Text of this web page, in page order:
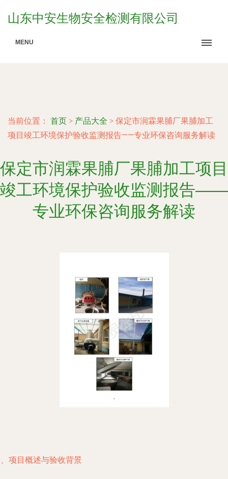
山东中安生物安全检测有限公司
MENU
当前位置： 首页 > 产品大全 > 保定市润霖果脯厂果脯加工
项目竣工环境保护验收监测报告——专业环保咨询服务解读
保定市润霖果脯厂果脯加工项目
竣工环境保护验收监测报告——
专业环保咨询服务解读
项目概述与验收背景